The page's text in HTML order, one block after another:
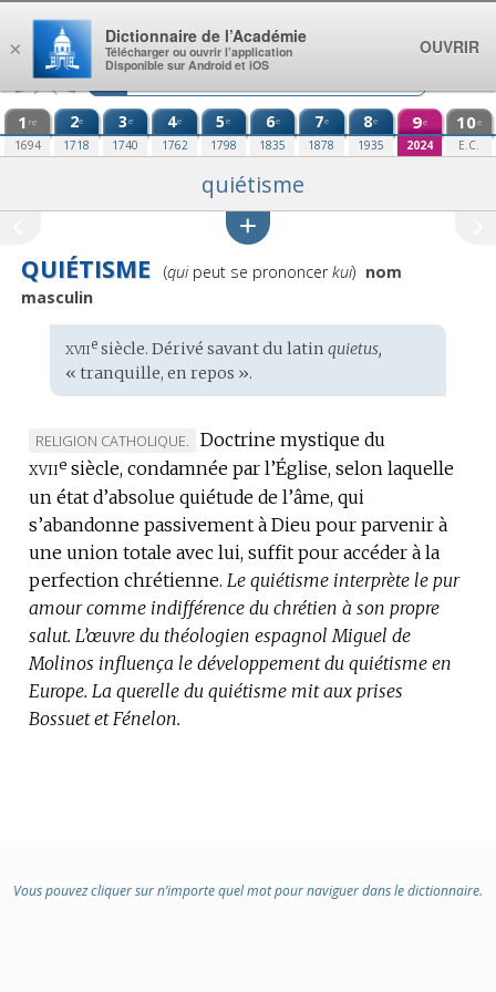
Aller au contenu
1 re
1694
2e
1718
3e
1740
4e
1762
5e
1798
6e
1835
7e
1878
8e
1935
9e
2024
10e
E.C.
quiétisme
QUIÉTISME
Prononciation
(quipeut se prononcerkui) nom
masculin
Étymologie
:
xviiesiècle. Dérivé savant du latin quietus,
« tranquille, en repos ».
MARQUE
DE
DOMAINE
:
RELIGION CATHOLIQUE. Doctrine mystique du
xviie siècle, condamnée par l’Église, selon laquelle
un état d’absolue quiétude de l’âme, qui
s’abandonne passivement à Dieu pour parvenir à
une union totale avec lui, suffit pour accéder à la
perfection chrétienne. Le quiétisme interprète le pur
amour comme indifférence du chrétien à son propre
salut. L’œuvre du théologien espagnol Miguel de
Molinos influença le développement du quiétisme en
Europe. La querelle du quiétisme mit aux prises
Bossuet et Fénelon.
Vous pouvez cliquer sur n’importe quel mot pour naviguer dans le dictionnaire.
×
Dictionnaire de l’Académie
Télécharger ou ouvrir l’application
Disponible sur Android et iOS
OUVRIR